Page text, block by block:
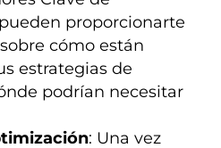
proporcionarte
cómo están
estrategias de
podrían necesitar
: Una vez